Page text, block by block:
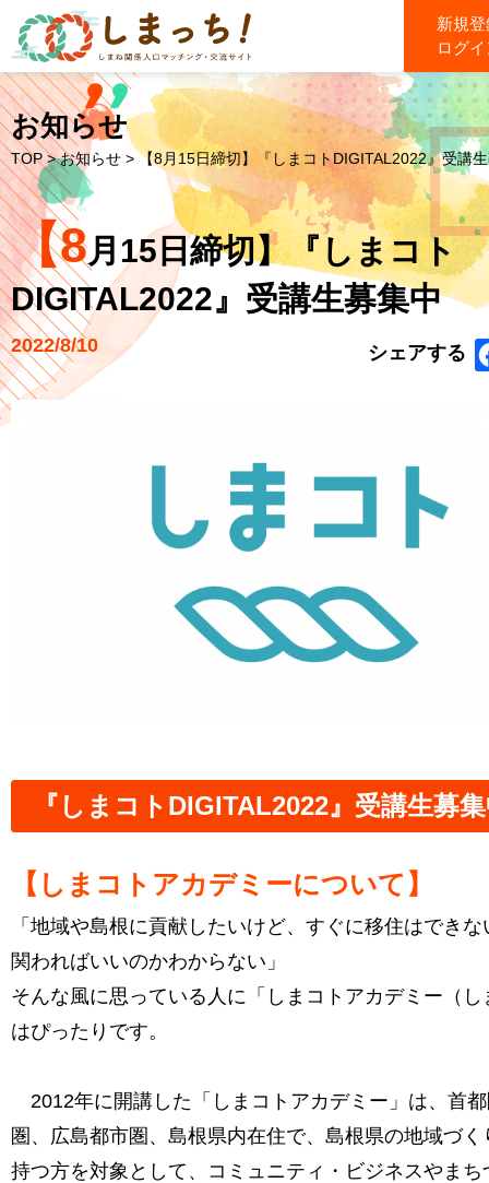
新規
ログ
お知らせ
TOP >お知らせ > 【8月15日締切】『しまコトDIGITAL2022』受講
【8月15日締切】『しまコト
DIGITAL2022』受講生募集中
2022/8/10 シェアする
『しまコトDIGITAL2022』受講生募
【しまコトアカデミーについて】
「地域や島根に貢献したいけど、すぐに移住はでき
関わればいいのかわからない」
そんな風に思っている人に「しまコトアカデミー（し
はぴったりです。
2012年に開講した「しまコトアカデミー」は、首
圏、広島都市圏、島根県内在住で、島根県の地域づく
持つ方を対象として、コミュニティ・ビジネスやまち